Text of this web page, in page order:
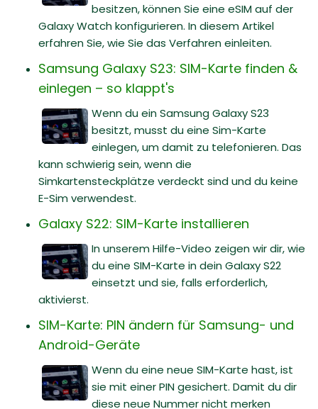
besitzen, können Sie eine eSIM auf der
Galaxy Watch konfigurieren. In diesem Artikel
erfahren Sie, wie Sie das Verfahren einleiten.
Samsung Galaxy S23: SIM-Karte finden &
einlegen – so klappt's
Wenn du ein Samsung Galaxy S23
besitzt, musst du eine Sim-Karte
einlegen, um damit zu telefonieren. Das
kann schwierig sein, wenn die
Simkartensteckplätze verdeckt sind und du keine
E-Sim verwendest.
Galaxy S22: SIM-Karte installieren
In unserem Hilfe-Video zeigen wir dir, wie
du eine SIM-Karte in dein Galaxy S22
einsetzt und sie, falls erforderlich,
aktivierst.
SIM-Karte: PIN ändern für Samsung- und
Android-Geräte
Wenn du eine neue SIM-Karte hast, ist
sie mit einer PIN gesichert. Damit du dir
diese neue Nummer nicht merken